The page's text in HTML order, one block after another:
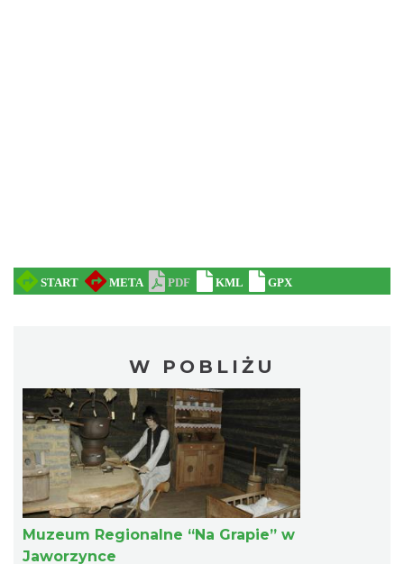
W POBLIŻU
Muzeum Regionalne “Na Grapie” w
Jaworzynce